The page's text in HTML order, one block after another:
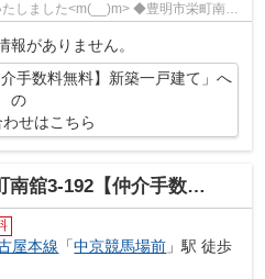
◆豊明市栄町南舘
報がありません。
手数料無料】新築一戸建て」へ
の
せはこちら
【仲介手数料無料】新築一戸建て
屋本線 「中京競馬場前 」駅 徒歩